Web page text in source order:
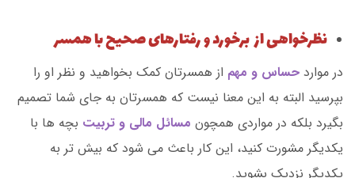
نظرخواهی از برخورد و رفتارهای صحیح با همسر
در موارد حساس و مهم از همسرتان کمک بخواهید و نظر او را
بپرسید البته به این معنا نیست که همسرتان به جای شما تصمیم
بگیرد بلکه در مواردی همچون مسائل مالی و تربیت بچه ها با
یکدیگر مشورت کنید، این کار باعث می شود که بیش تر به
یکدیگر نزدیک بشوید.